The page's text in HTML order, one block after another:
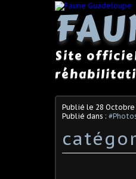
Site officiel
Publié le 28 Octobre
Publié dans :